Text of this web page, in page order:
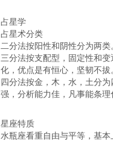
占星学
占星术分类
二分法按阳性和阴性分为两
三分法按支配型，固定性和
化，优点是有恒心，坚韧不
四分法按金，木，水，土分
强，分析能力佳，凡事能条理
星座特质
水瓶座看重自由与平等，基